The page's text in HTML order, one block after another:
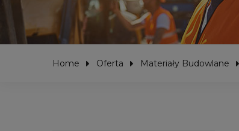
Home Oferta Materiały Budowlane